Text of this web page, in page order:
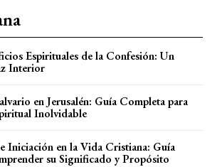
Espirituales de la Confesión: Un
Interior
en Jerusalén: Guía Completa para
Inolvidable
Iniciación en la Vida Cristiana: Guía
su Significado y Propósito